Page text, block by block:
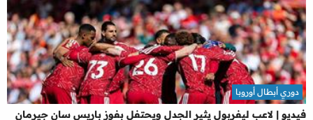
فيديو | لاعب ليفربول يثير الجدل ويحتفل بفوز باريس سان جيرمان
دوري أبطال أوروبا